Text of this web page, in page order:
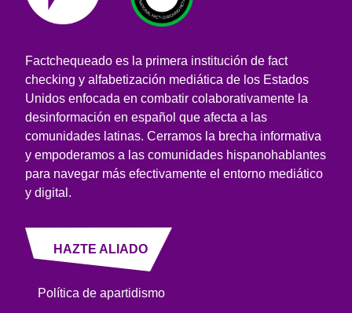
Factchequeado es la primera institución de fact
checking y alfabetización mediática de los Estados
Unidos enfocada en combatir colaborativamente la
desinformación en español que afecta a las
comunidades latinas. Cerramos la brecha informativa
y empoderamos a las comunidades hispanohablantes
para navegar más efectivamente el entorno mediático
y digital.
HAZTE ALIADO
Política de apartidismo